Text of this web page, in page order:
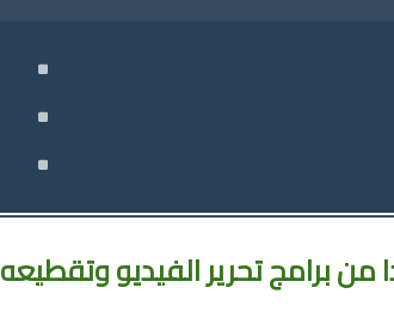
برامج تحرير الفيديو وتقطيعه